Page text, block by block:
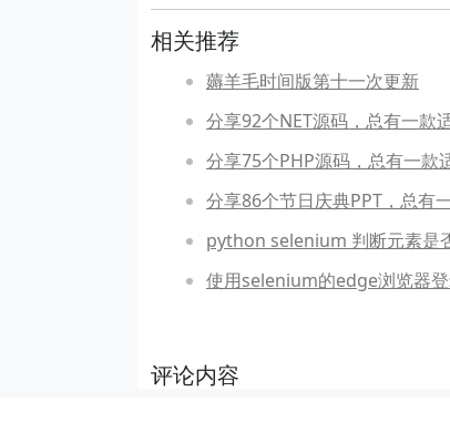
相关推荐
薅羊毛时间版第十一次更新
分享92个NET源码，总有一款
分享75个PHP源码，总有一款
分享86个节日庆典PPT，总有
python selenium 判断元素是
使用selenium的edge浏览器
评论内容